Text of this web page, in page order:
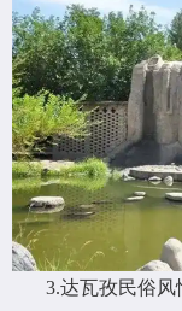
3.达瓦孜民俗